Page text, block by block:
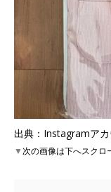
出典：Instagramア
▼次の画像は下へスクロ